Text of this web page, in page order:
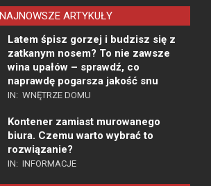
NAJNOWSZE ARTYKUŁY
Latem śpisz gorzej i budzisz się z
zatkanym nosem? To nie zawsze
wina upałów – sprawdź, co
naprawdę pogarsza jakość snu
IN: WNĘTRZE DOMU
Kontener zamiast murowanego
biura. Czemu warto wybrać to
rozwiązanie?
IN: INFORMACJE